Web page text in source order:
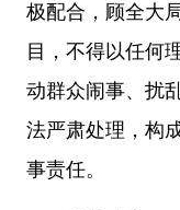
极配合，顾全大
目，不得以任何
动群众闹事、扰
法严肃处理，构
事责任。